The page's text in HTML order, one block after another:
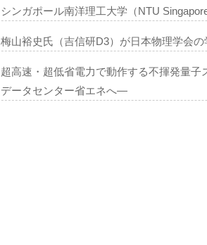
シンガポール南洋理工大学（NTU
梅山裕史氏（吉信研D3）が日本物理学会
超高速・超低省電力で動作する不揮発量
データセンター省エネへ―